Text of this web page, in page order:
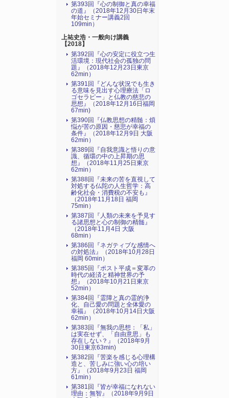
第393回『心の制御と真の幸福
の道』（2018年12月30日年末
年始セミナー講義2回
109min）
上祐史浩・一般向け講義
【2018】
第392回『心の安定に役立つ生
活環境：現代社会の孤独の問
題』（2018年12月23日東京
62min）
第391回『どんな状況でも生き
る意味を見出す心理療法「ロ
ゴセラピー」と仏教の慈悲の
思想』（2018年12月16日福岡
67min)
第390回『仏教思想の精髄：煩
悩が苦の原因・慈悲が幸福の
条件』（2018年12月9日 大阪
62min）
第389回『自我意識と悟りの意
識、循環の中の上昇期の思
想』（2018年11月25日東京
62min）
第388回『未来の苦を直視して
対処する仏陀の人生哲学：高
齢化社会・消費税の不安も』
（2018年11月18日 福岡
75min）
第387回『人類の未来を予見す
る諸思想と心の制御の精髄』
（2018年11月4日 大阪
68min）
第386回『ネガティブな感情へ
の対処法』（2018年10月28日
福岡 60min）
第385回『ポスト平成＝変革の
時代の経済と精神世界の予
想』（2018年10月21日東京
52min）
第384回『霊障と真の霊的浄
化、自己愛の問題と全体愛の
幸福』（2018年10月14日大阪
62min）
第383回『無我の思想：「私」
は実在せず、「自由意思」も
存在しない？』（2018年9月
30日東京63min)
第382回『苦楽を感じる心理構
造と、苦しみに強い心の培い
方』（2018年9月23日 福岡
61min）
第381回『皆が幸福になれない
理由：無智』（2018年9月9日